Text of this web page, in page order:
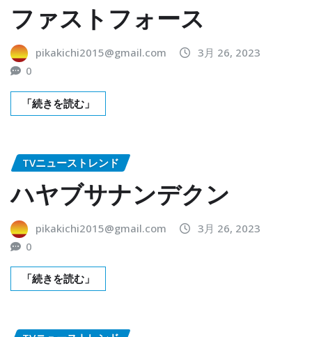
ファストフォース
pikakichi2015@gmail.com
3月 26, 2023
0
「続きを読む」
TVニューストレンド
ハヤブサナンデクン
pikakichi2015@gmail.com
3月 26, 2023
0
「続きを読む」